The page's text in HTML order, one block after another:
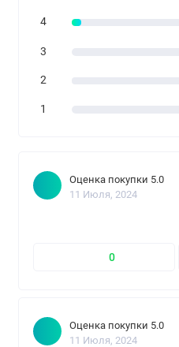
4
3
2
1
Оценка покупки 5.0
11 Июля, 2024
0
Оценка покупки 5.0
11 Июля, 2024